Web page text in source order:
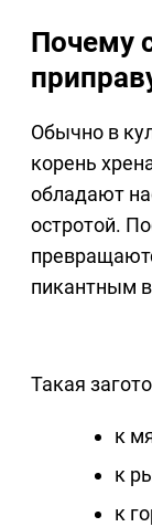
Почему
Обычно в
корень
обладают
остротой.
пикантным
Такая
к
к
к